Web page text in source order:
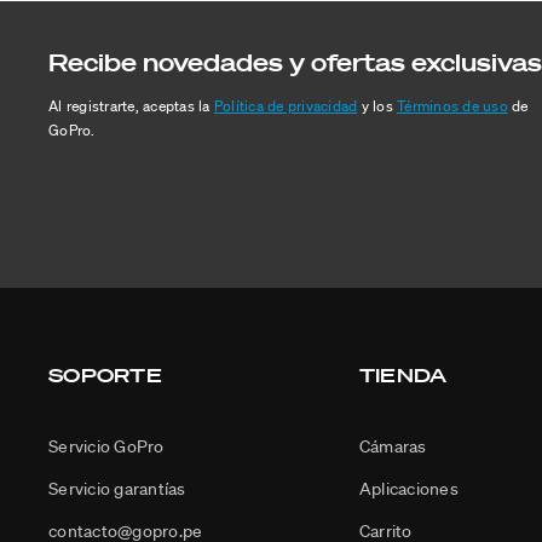
Recibe novedades y ofertas exclusivas
Al registrarte, aceptas la Política de privacidad y losTérminos de usode
GoPro.
SOPORTE
Servicio GoPro
Servicio garantías
contacto@gopro.pe
TIENDA
Cámaras
Aplicaciones
Carrito